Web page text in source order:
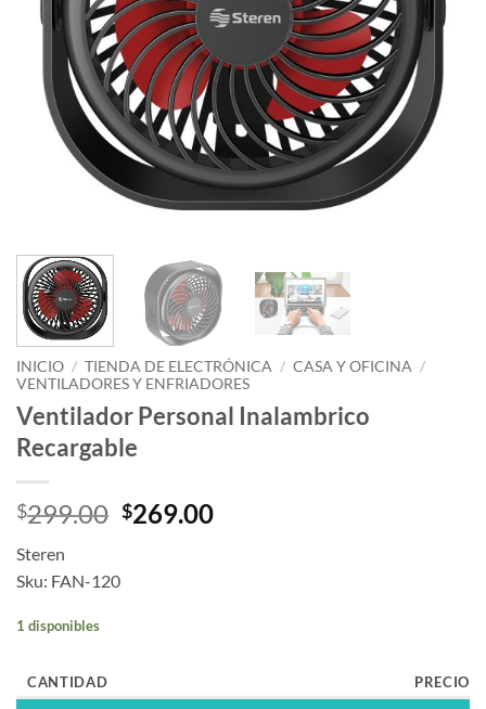
INICIO / TIENDA DE ELECTRÓNICA / CASA Y OFICINA /
VENTILADORES Y ENFRIADORES
Ventilador Personal Inalambrico
Recargable
$299.00 $269.00
Steren
Sku: FAN-120
1 disponibles
CANTIDAD PRECIO